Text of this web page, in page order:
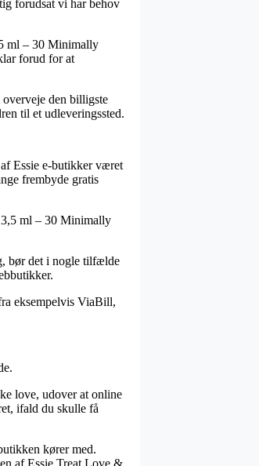
forudsat vi har behov
ml – 30 Minimally
forud for at
den billigste
til et udleveringssted.
Essie e-butikker været
frembyde gratis
ml – 30 Minimally
bør det i nogle tilfælde
eksempelvis ViaBill,
love, udover at online
ifald du skulle få
kører med.
af Essie Treat Love &